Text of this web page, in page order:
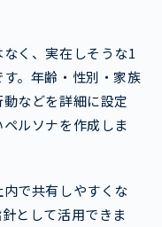
く、実在しそうな1
。年齢・性別・家族
などを詳細に設定
ルソナを作成しま
で共有しやすくな
として活用できま